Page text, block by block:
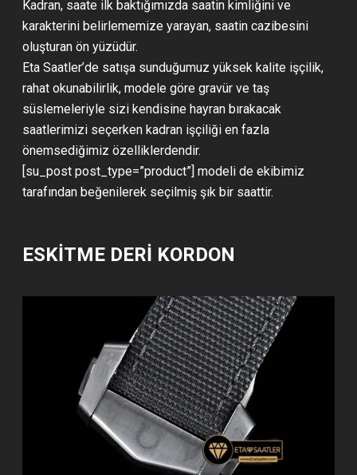
Kadran, saate ilk baktığımızda saatin kimliğini ve
karakterini belirlememize yarayan, saatin cazibesini
oluşturan ön yüzüdür.
Eta Saatler’de satışa sunduğumuz yüksek kalite işçilik,
rahat okunabilirlik, modele göre gravür ve taş
süslemeleriyle sizi kendisine hayran bırakacak
saatlerimizi seçerken kadran işçiliği en fazla
önemsediğimiz özelliklerdendir.
[su_post post_type=”product”] modeli de ekibimiz
tarafından beğenilerek seçilmiş şık bir saattir.
ESKİTME DERİ KORDON